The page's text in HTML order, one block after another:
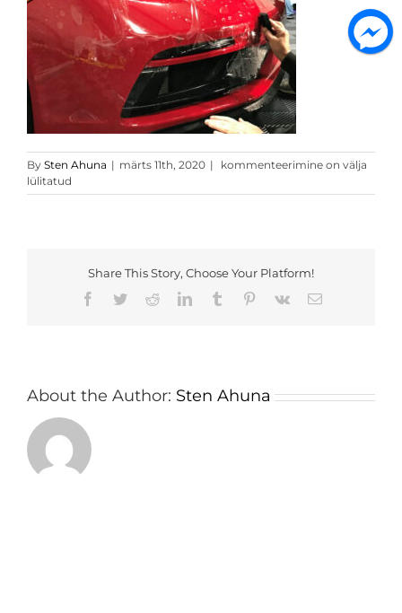
By Sten Ahuna | märts 11th, 2020 |
img-
min1
kommenteerimine on välja
lülitatud
Share This Story, Choose Your Platform!
Facebook
TwitterRedditLinkedInTumblr Pinterest
Vk Email
About the Author: Sten Ahuna